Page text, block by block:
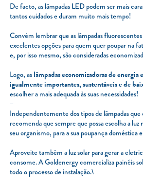
De facto, as lâmpadas LED podem ser mais
tantos cuidados e duram muito mais tempo!
Convém lembrar que as lâmpadas
excelentes opções para quem quer poupar na
e, por isso mesmo, são consideradas
Logo, aslâmpadas economizadoras de energia
igualmente importantes, sustentáveis e de
escolher a mais adequada às suas necessidades!
–
Independentemente dos tipos de lâmpadas
recomenda que sempre que possa escolha a
seu organismo, para a sua poupança doméstica
Aproveite também a luz solar para gerar a
consome. A Goldenergy comercializa painéis
todo o processo de instalação.\